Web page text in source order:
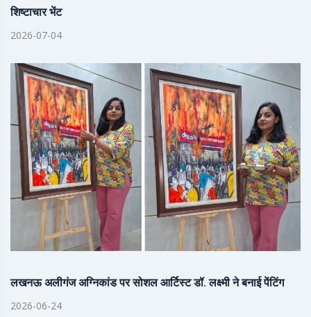
शिष्टाचार भेंट
2026-07-04
लखनऊ अलीगंज अग्निकांड पर सोशल आर्टिस्ट डॉ. लक्ष्मी ने बनाई पेंटिंग
2026-06-24